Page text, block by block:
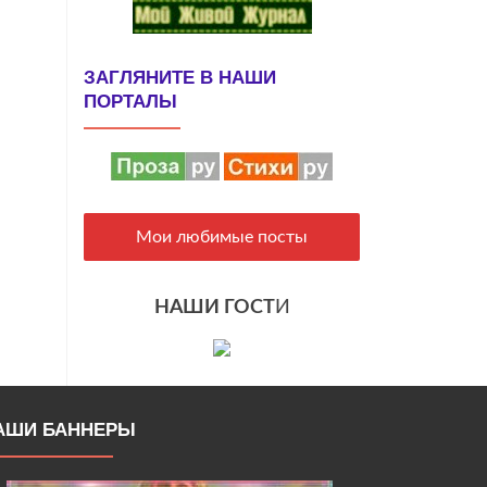
ЗАГЛЯНИТЕ В НАШИ
ПОРТАЛЫ
Мои любимые посты
НАШИ ГОСТИ
БАННЕРЫ